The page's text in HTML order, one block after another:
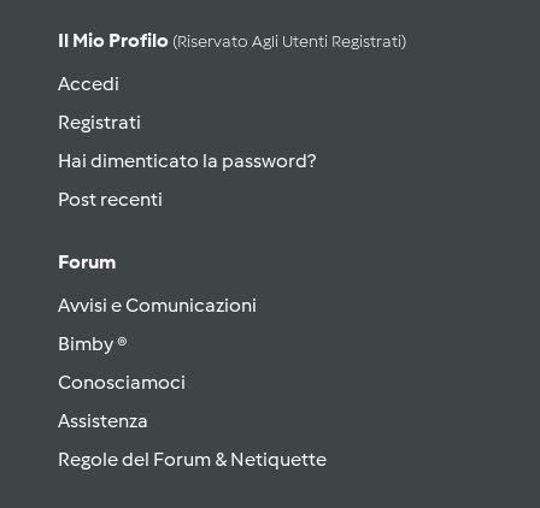
Il Mio Profilo (riservato Agli Utenti Registrati)
Accedi
Registrati
Hai dimenticato la password?
Post recenti
Forum
Avvisi e Comunicazioni
Bimby ®
Conosciamoci
Assistenza
Regole del Forum & Netiquette